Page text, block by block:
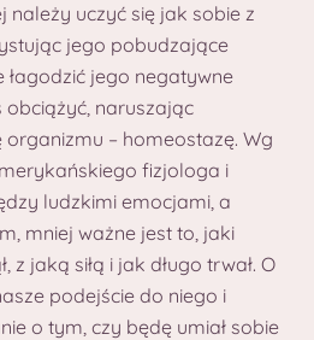
należy uczyć się jak sobie z
jego pobudzające
łagodzić jego negatywne
obciążyć, naruszając
– homeostazę. Wg
fizjologa i
ludzkimi emocjami, a
mniej ważne jest to, jaki
z jaką siłą i jak długo trwał. O
podejście do niego i
o tym, czy będę umiał sobie